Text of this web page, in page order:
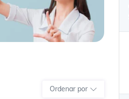
Ordenar por